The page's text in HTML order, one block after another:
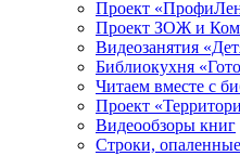
Проект
Проект ЗОЖ и
Видеозанятия
Библиокухня
Читаем вместе с
Проект
Видеообзоры книг
Строки,